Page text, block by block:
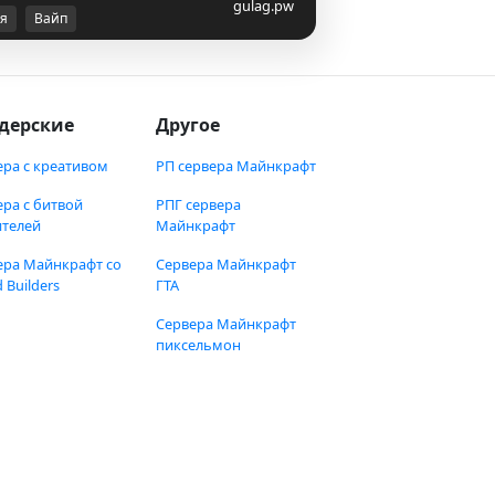
gulag.pw
Вайп
с креативом
с битвой
Майнкрафт со
Builders
Другое
РП сервера Майнкрафт
РПГ сервера
Майнкрафт
Сервера Майнкрафт
ГТА
Сервера Майнкрафт
пиксельмон